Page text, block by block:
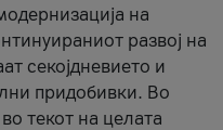
на
развој на
секојдневието и
придобивки. Во
текот на целата